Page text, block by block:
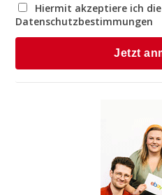
Hiermit akzeptiere ich die
Datenschutzbestimmungen